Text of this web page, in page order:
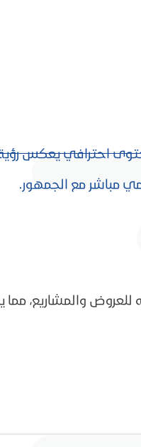
احترافي يعكس رؤية
مباشر مع الجمهور.
والمشاريع، مما